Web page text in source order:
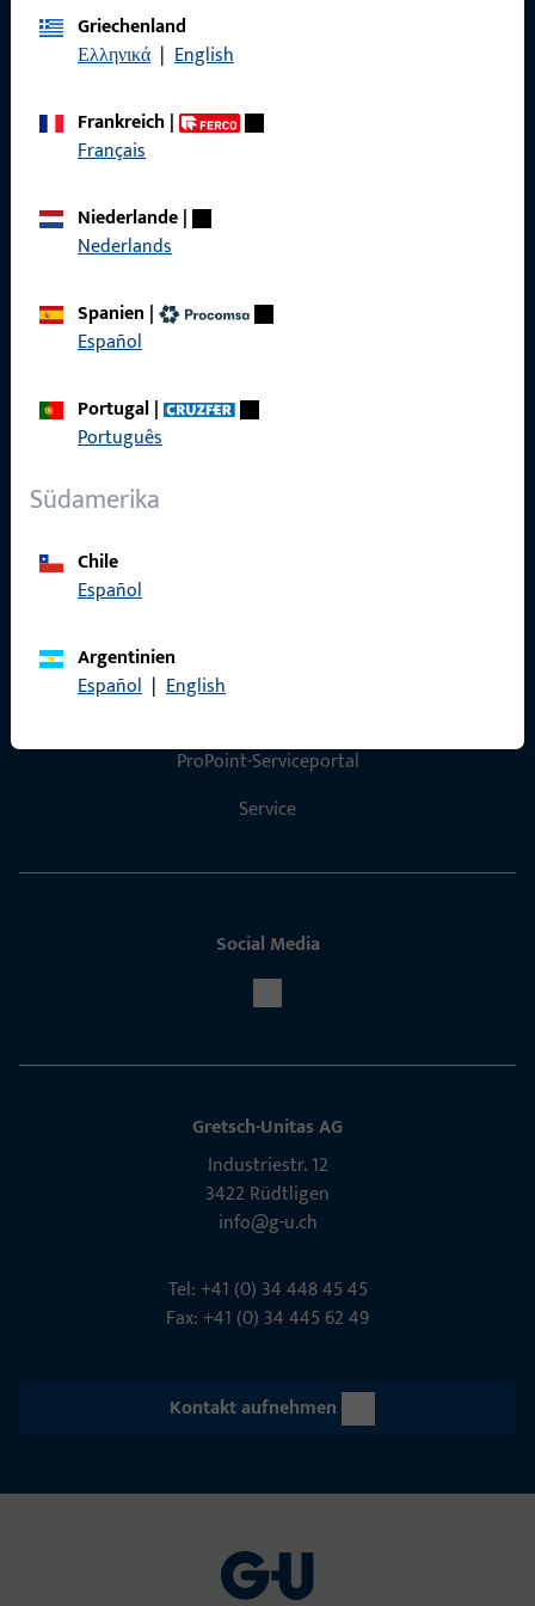
Griechenland
Ελληνικά | English
Frankreich|
Français
Niederlande|
Nederlands
Spanien |
Español
Portugal|
Português
Südamerika
Chile
Español
Argentinien
Español | English
Impressum
AGB
Produkte
Karriere
ProPoint-Serviceportal
Service
Social Media
Gretsch-Unitas AG
Indu­s­triestr. 12
3422 Rüdt­ligen
info@g-u.ch
Tel: +41 (0) 34 448 45 45
Fax: +41 (0) 34 445 62 49
Kontakt aufnehmen